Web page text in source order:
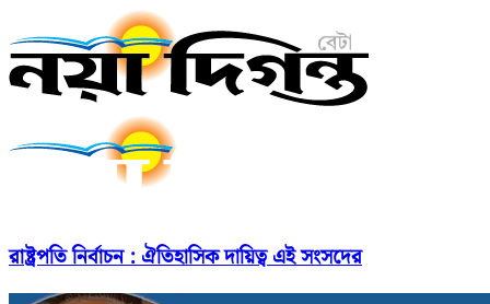
রাষ্ট্রপতি নির্বাচন : ঐতিহাসিক দায়িত্ব এই সংসদের